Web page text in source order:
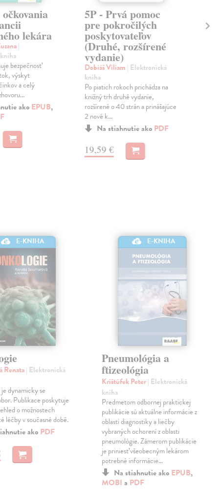
lekára
|
bezpečnosť
výskyt
a celý
ako EPUB,
5P - Prvá pomoc
pre pokročilých
poskytovateľov
(Druhé, rozšírené
vydanie)
Dobiáš Viliam | Elektronická
kniha
Po piatich rokoch prichádza na
knižný trh druhé vydanie,
rozšírené o 40 strán a prinášajúce
2 nové k...
Na stiahnutie ako PDF
19,59 €
E-KNIHA
Renata| Elektronická
dynamicky se
Publikace poskytuje
o možnostech
léčby v současné době.
ako PDF
E-KNIHA
Pneumológia a
ftizeológia
Krištúfek Peter| Elektronická
kniha
Predmetom odbornej praktickej
publikácie sú aktuálne informácie z
oblasti diagnostiky a liečby
vybraných ochorení z oblasti
pneumológie. Zámerom publikácie
je priniesť všeobecným lekárom
potrebné informácie…
Na stiahnutie ako EPUB,
MOBI a PDF